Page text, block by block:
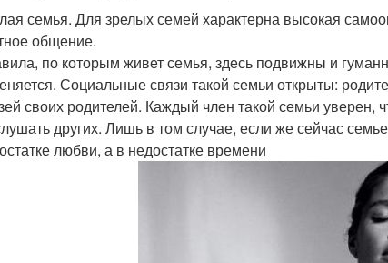
семья. Для зрелых семей характерна высокая
общение.
по которым живет семья, здесь подвижны и
Социальные связи такой семьи открыты:
своих родителей. Каждый член такой семьи уверен,
других. Лишь в том случае, если же сейчас
любви, а в недостатке времени